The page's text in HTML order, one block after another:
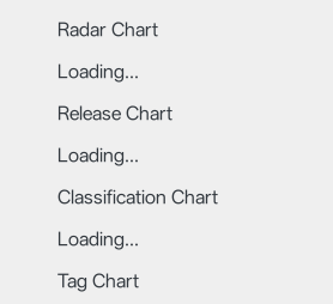
Radar Chart
Loading...
Release Chart
Loading...
Classification Chart
Loading...
Tag Chart